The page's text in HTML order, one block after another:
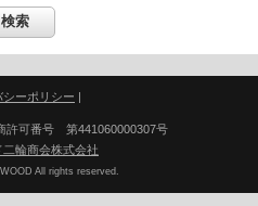
シーポリシー |
可番号 第441060000307号
二輪商会株式会社
All rights reserved.